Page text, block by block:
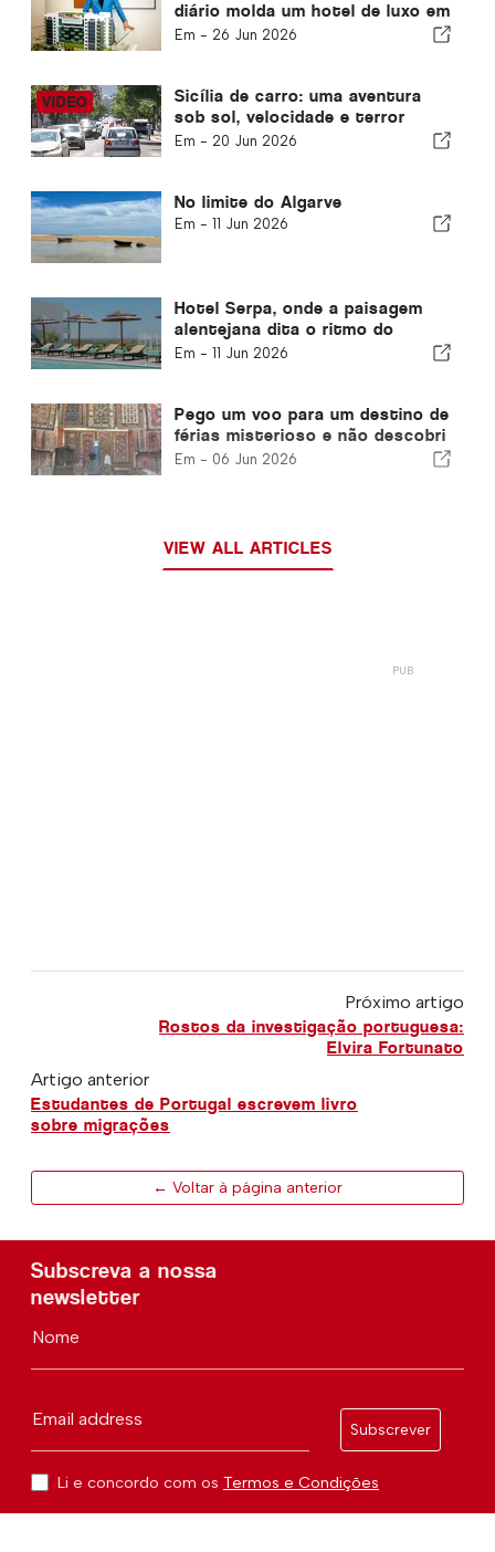
diário molda um hotel de luxo em
Mykonos
Em - 26 Jun 2026
Sicília de carro: uma aventura
sob sol, velocidade e terror
moderado
Em - 20 Jun 2026
No limite do Algarve
Em - 11 Jun 2026
Hotel Serpa, onde a paisagem
alentejana dita o ritmo do
tempo
Em - 11 Jun 2026
Pego um voo para um destino de
férias misterioso e não descobri
até pousar
Em - 06 Jun 2026
VIEW ALL ARTICLES
Próximo artigo
Rostos da investigação portuguesa:
Elvira Fortunato
Artigo anterior
Estudantes de Portugal escrevem livro
sobre migrações
← Voltar à página anterior
Subscreva a nossa
newsletter
Nome
Email address
Subscrever
Li e concordo com os Termos e Condições